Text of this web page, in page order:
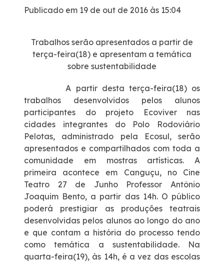
Sustentabilidade
Compromissos Voluntários ESG
Projetos Socioambientais
Política de Gestão Integrada
Certificações
Atendimento
Deficiente Auditivo e de Fala
Fale Conosco
Dúvidas
Publicado em 19 de out de 2016 às 15:04
Trabalhos serão apresentados a partir de
terça-feira(18) e apresentam a temática
sobre sustentabilidade
A partir desta terça-feira(18) os
trabalhos desenvolvidos pelos alunos
participantes do projeto Ecoviver nas
cidades integrantes do Polo Rodoviário
Pelotas, administrado pela Ecosul, serão
apresentados e compartilhados com toda a
comunidade em mostras artísticas. A
primeira acontece em Canguçu, no Cine
Teatro 27 de Junho Professor Antônio
Joaquim Bento, a partir das 14h. O público
poderá prestigiar as produções teatrais
desenvolvidas pelos alunos ao longo do ano
e que contam a história do processo tendo
como temática a sustentabilidade. Na
quarta-feira(19), às 14h, é a vez das escolas